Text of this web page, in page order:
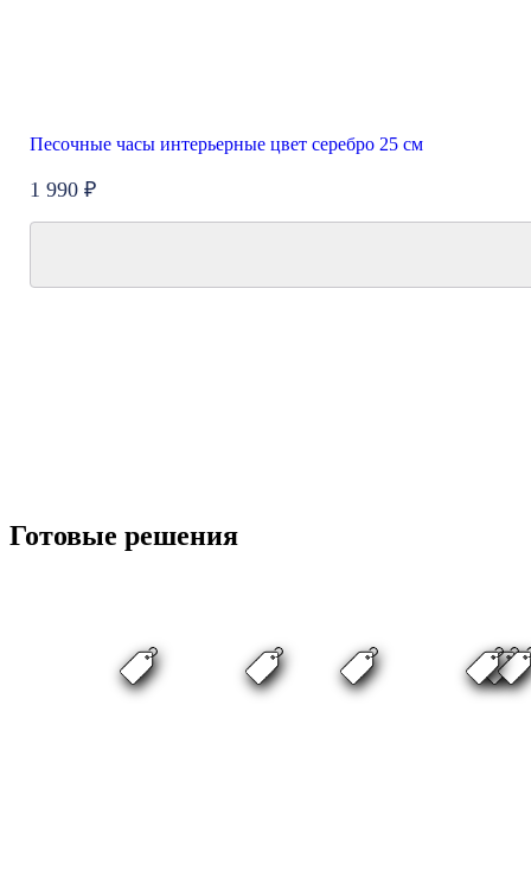
Песочные часы интерьерные цвет серебро 25 см
1 990 ₽
Готовые решения